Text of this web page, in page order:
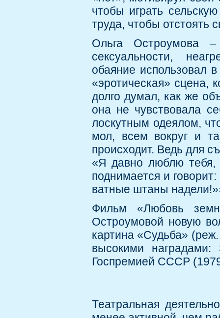
чтобы играть
труда, чтобы отстоять
Ольга Остроумова
сексуальности,
обаяние
«эротическая» сцена,
долго думал, как же
она не чувствовала
лоскутным одеялом,
мол, всем вокруг и
происходит. Ведь для
«Я давно люблю тебя,
поднимается и
ватные штаны
Фильм «Любовь
Остроумовой новую
картина «Судьба»
высокими
Госпремией СССР
Театральная